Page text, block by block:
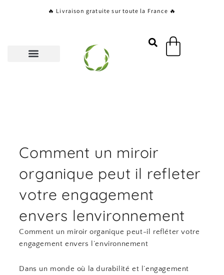
🔥 Livraison gratuite sur toute la France 🔥
Panier
Comment un miroir
organique peut il refleter
votre engagement
envers lenvironnement
Comment un miroir organique peut-il refléter votre
engagement envers l’environnement
Dans un monde où la durabilité et l’engagement